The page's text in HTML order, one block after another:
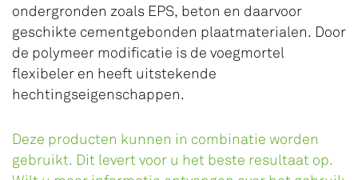
ondergronden zoals EPS, beton en daarvoor
geschikte cementgebonden plaatmaterialen. Door
de polymeer modificatie is de voegmortel
flexibeler en heeft uitstekende
hechtingseigenschappen.
Deze producten kunnen in combinatie worden
gebruikt. Dit levert voor u het beste resultaat op.